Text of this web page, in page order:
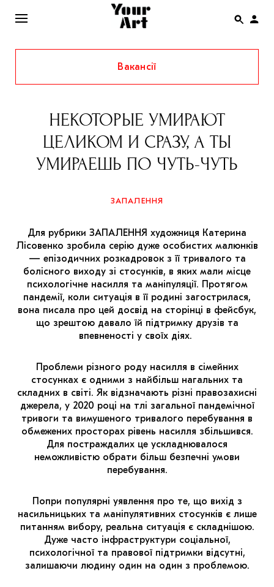
ENG
НОВИНИ
АФІША
ІНТЕРВ’Ю
СТАТТІ
THE UKRAINIAN PAVILION AT VENICE BIENNALE
2022
МАРІУПОЛЬСЬКІ МАРГІНАЛІЇ
ДОСЛІДНИЦЬКА ПЛАТФОРМА
ЗАПАЛЕННЯ
Вакансії
НЕКОТОРЫЕ УМИРАЮТ
ЦЕЛИКОМ И СРАЗУ, А ТЫ
УМИРАЕШЬ ПО ЧУТЬ-ЧУТЬ
ЗАПАЛЕННЯ
Для рубрики ЗАПАЛЕННЯ художниця Катерина
Лісовенко зробила серію дуже особистих малюнків
— епізодичних розкадровок з її тривалого та
болісного виходу зі стосунків, в яких мали місце
психологічне насилля та маніпуляції. Протягом
пандемії, коли ситуація в її родині загострилася,
вона писала про цей досвід на сторінці в фейсбук,
що зрештою давало їй підтримку друзів та
впевненості у своїх діях.
Проблеми різного роду насилля в сімейних
стосунках є одними з найбільш нагальних та
складних в світі. Як відзначають різні правозахисні
джерела, у 2020 році на тлі загальної пандемічної
тривоги та вимушеного тривалого перебування в
обмежених просторах рівень насилля збільшився.
Для постраждалих це ускладнювалося
неможливістю обрати більш безпечні умови
перебування.
Попри популярні уявлення про те, що вихід з
насильницьких та маніпулятивних стосунків є лише
питанням вибору, реальна ситуація є складнішою.
Дуже часто інфраструктури соціальної,
психологічної та правової підтримки відсутні,
залишаючи людину один на один з проблемою.